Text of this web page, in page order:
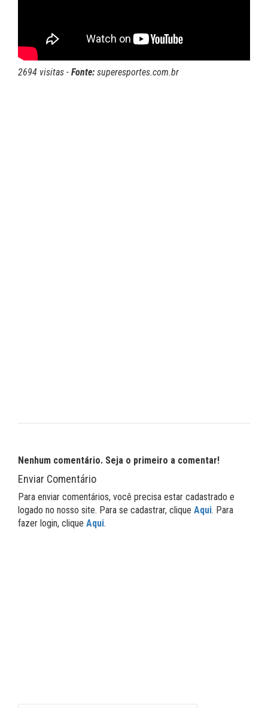
2694 visitas - Fonte: superesportes.com.br
Nenhum comentário. Seja o primeiro a comentar!
Enviar Comentário
Para enviar comentários, você precisa estar cadastrado e
logado no nosso site. Para se cadastrar, clique Aqui. Para
fazer login, clique Aqui.